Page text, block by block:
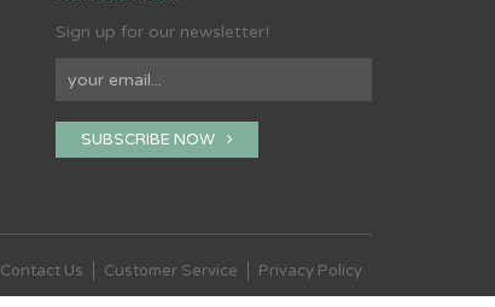
Sign up for our newsletter!
SUBSCRIBE NOW
Contact Us Customer Service Privacy Policy